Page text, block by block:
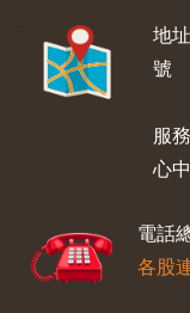
地
號
服
心
電話
各股